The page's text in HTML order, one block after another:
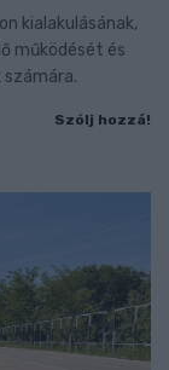
kialakulásának,
működését és
számára.
Szólj hozzá!